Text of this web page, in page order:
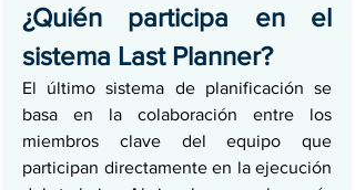
¿Quién participa en el
sistema Last Planner?
El último sistema de planificación se
basa en la colaboración entre los
miembros clave del equipo que
participan directamente en la ejecución